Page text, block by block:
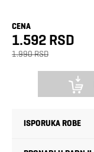
CENA
1.592 RSD
1.990 RSD
ISPORUKA ROBE